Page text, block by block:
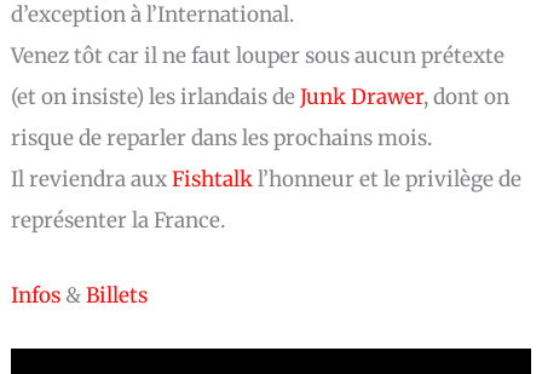
d’exception à l’International.
Venez tôt car il ne faut louper sous aucun prétexte
(et on insiste) les irlandais deJunk Drawer, dont on
risque de reparler dans les prochains mois.
Il reviendra auxFishtalkl’honneur et le privilège de
représenter la France.
Infos &Billets